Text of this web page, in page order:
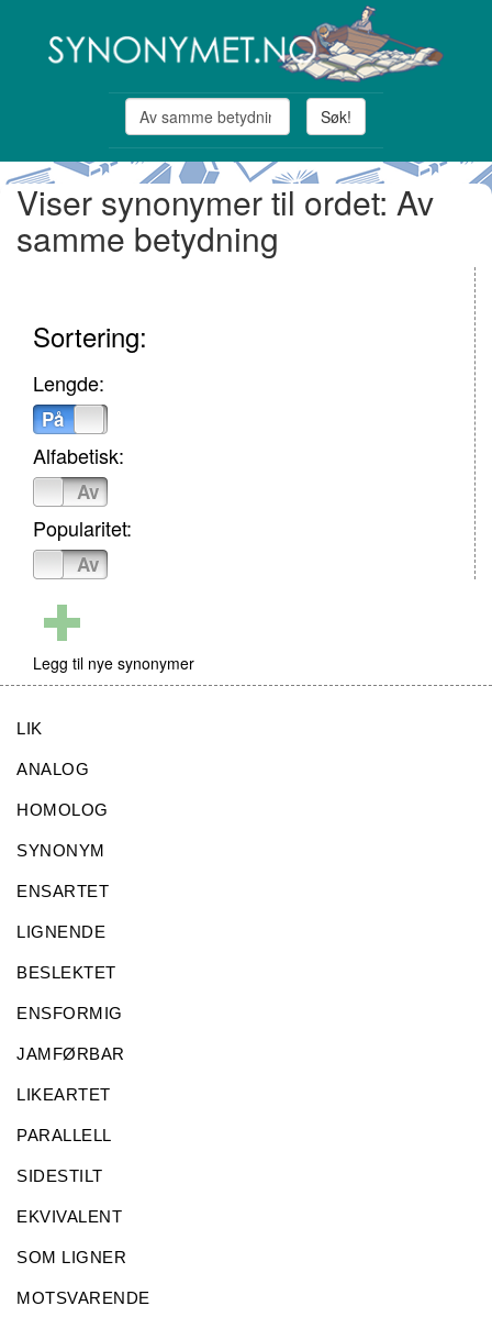
Søk!
Viser synonymer til ordet: Av
samme betydning
Sortering:
Lengde:
På
Alfabetisk:
Av
Popularitet:
Av
Legg til nye synonymer
LIK
ANALOG
HOMOLOG
SYNONYM
ENSARTET
LIGNENDE
BESLEKTET
ENSFORMIG
JAMFØRBAR
LIKEARTET
PARALLELL
SIDESTILT
EKVIVALENT
SOM LIGNER
MOTSVARENDE